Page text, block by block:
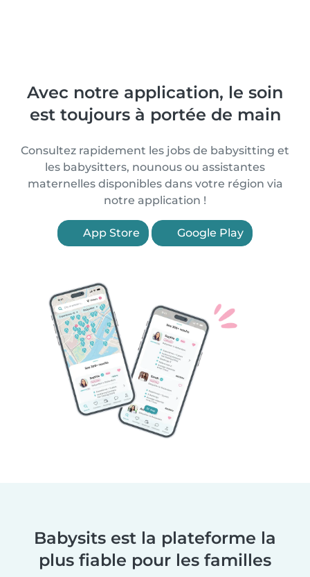
Avec notre application, le soin
est toujours à portée de main
Consultez rapidement les jobs de babysitting et
les babysitters, nounous ou assistantes
maternelles disponibles dans votre région via
notre application !
App Store Google Play
Babysits est la plateforme la
plus fiable pour les familles